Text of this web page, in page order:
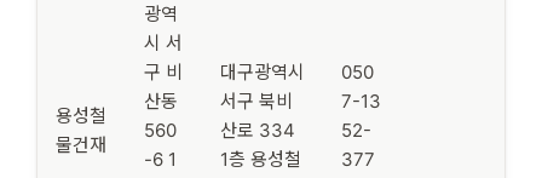
용성철
물건재
광역
시 서
구 비
산동
560
-6 1
대구광역시
서구 북비
산로 334
1층 용성철
050
7-13
52-
377